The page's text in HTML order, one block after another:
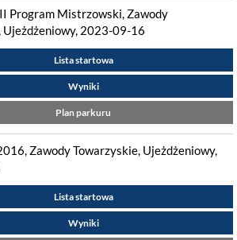
Program Mistrzowski, Zawody
Ujeżdżeniowy, 2023-09-16
Lista startowa
Wyniki
Plan parkuru
Zawody Towarzyskie, Ujeżdżeniowy,
Lista startowa
Wyniki